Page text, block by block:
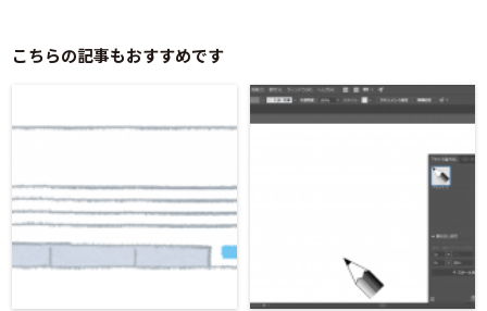
こちらの記事もおすすめです